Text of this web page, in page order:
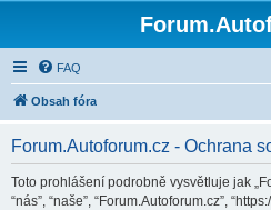
FAQ
Obsah fóra
Forum.Autoforum.cz - Ochrana
Toto prohlášení podrobně vysvětluje jak
“nás”, “naše”, “Forum.Autoforum.cz”,